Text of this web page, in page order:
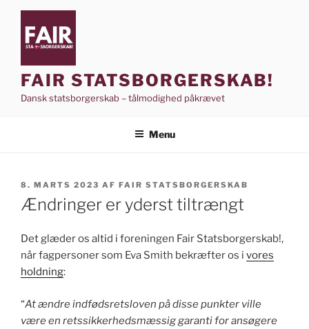
Videre
indhold
FAIR STATSBORGERSKAB!
Dansk statsborgerskab – tålmodighed påkrævet
Menu
UDGIVET
DEN
8. MARTS 2023 AF FAIR STATSBORGERSKAB
Ændringer er yderst tiltrængt
Det glæder os altid i foreningen Fair Statsborgerskab!,
når fagpersoner som Eva Smith bekræfter os i vores
holdning:
“At ændre indfødsretsloven på disse punkter ville
være en retssikkerhedsmæssig garanti for ansøgere